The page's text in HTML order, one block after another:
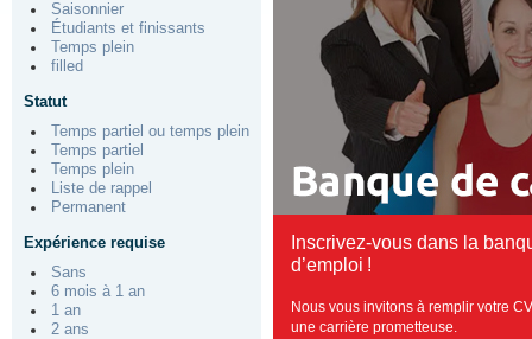
Saisonnier
Étudiants et finissants
Temps plein
filled
Statut
Temps partiel ou temps plein
Temps partiel
Temps plein
Liste de rappel
Permanent
Expérience requise
Sans
6 mois à 1 an
1 an
2 ans
Inscrivez-vous dans la
d’emploi !
Nous vous invitons à remplir votre
une carrière prometteuse.